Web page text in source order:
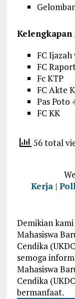
FC
FC
Fc KTP
FC Akte
Pas Poto
FC KK
56 total
Kerja |
Demikian
Mahasiswa
Cendika
semoga
Mahasiswa
Cendika
bermanfaat.